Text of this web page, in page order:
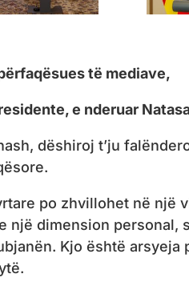
të mediave,
e nderuar
dëshiroj t’ju
po zhvillohet në një
një dimension personal,
Kjo është